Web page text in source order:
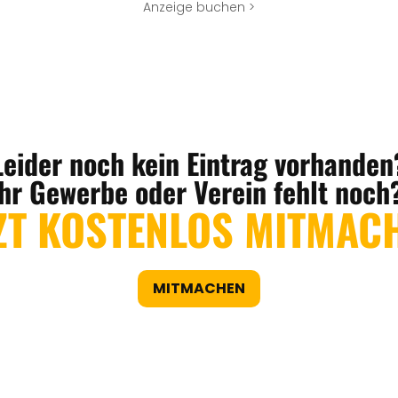
Anzeige buchen >
noch kein Eintrag
Gewerbe oder Verein fehlt
KOSTENLOS
MITMACHEN